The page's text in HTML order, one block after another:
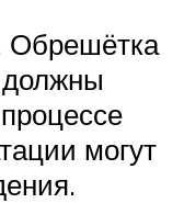
Обрешётка
должны
могут